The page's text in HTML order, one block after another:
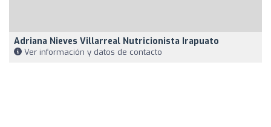
Adriana Nieves Villarreal Nutricionista Irapuato
Ver información y datos de contacto